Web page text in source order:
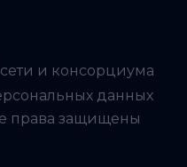
и консорциума
данных
права защищены